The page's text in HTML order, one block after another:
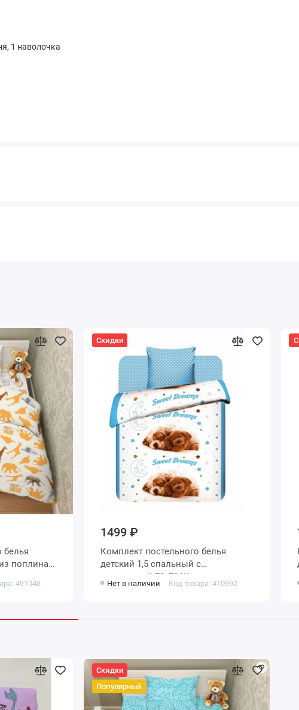
1 наволочка
белья
491048
Скидки
1499 ₽
Комплект постельного белья
детский 1,5 спальный с
наволочкой 70х70 Животные
Нет в наличии Код товара: 410992
Скидки
Популярный